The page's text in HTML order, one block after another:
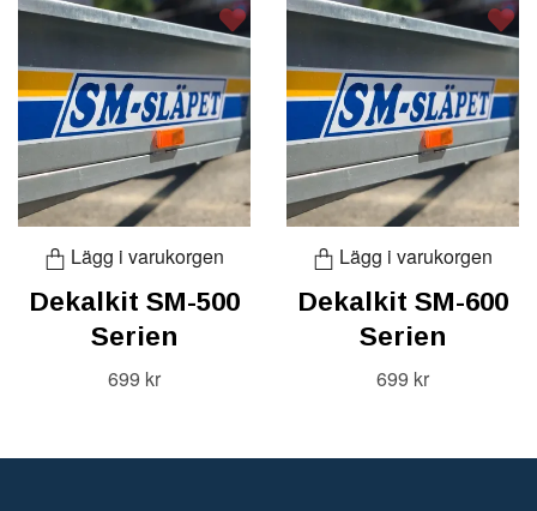
Lägg i varukorgen
Dekalkit SM-500
Serien
699 kr
Lägg i varukorgen
Dekalkit SM-600
Serien
699 kr